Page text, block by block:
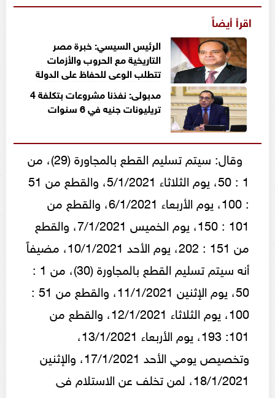
اقرأ أيضاً
الرئيس السيسي: خبرة مصر
التاريخية مع الحروب والأزمات
تتطلب الوعى للحفاظ على الدولة
مدبولى: نفذنا مشروعات بتكلفة 4
تريليونات جنيه في 6 سنوات
وقال: سيتم تسليم القطع بالمجاورة (29)، من
1 : 50، يوم الثلاثاء 5/1/2021، والقطع من 51
: 100، يوم الأربعاء 6/1/2021، والقطع من
101 : 150، يوم الخميس 7/1/2021، والقطع
من 151 : 202، يوم الأحد 10/1/2021، مضيفاً
أنه سيتم تسليم القطع بالمجاورة (30)، من 1 :
50، يوم الإثنين 11/1/2021، والقطع من 51 :
100، يوم الثلاثاء 12/1/2021، والقطع من
101: 193، يوم الأربعاء 13/1/2021،
وتخصيص يومي الأحد 17/1/2021، والإثنين
18/1/2021، لمن تخلف عن الاستلام فى